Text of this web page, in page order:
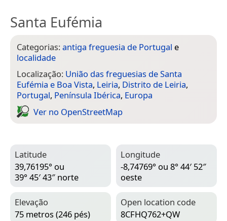
Santa Eufémia
Categorias:antiga freguesia de Portugal e
localidade
Localização: União das freguesias de Santa
Eufémia e Boa Vista, Leiria, Distrito de Leiria,
Portugal, Península Ibérica, Europa
Ver no Open­Street­Map
Latitude
39,76195° ou
39° 45′ 43″ norte
Longitude
-8,74769° ou 8° 44′ 52″
oeste
Elevação
75 metros (246 pés)
Open location code
8CFHQ762+QW